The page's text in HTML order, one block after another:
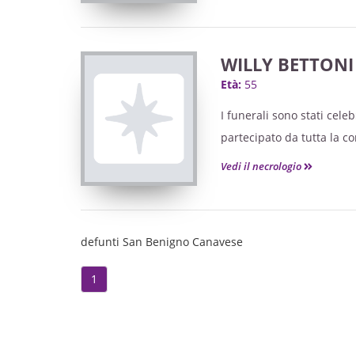
WILLY BETTONI
Età: 55
I funerali sono stati
partecipato da tutta la
Vedi il necrologio
defunti San Benigno Canavese
1